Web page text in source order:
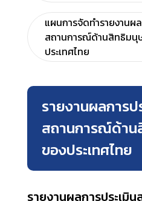
แผนการจัดทำรายงานผ
สถานการณ์ด้านสิทธิมนุ
ประเทศไทย
รายงานผลการป
สถานการณ์ด้า
ของประเทศไทย
รายงานผลการประเมิ